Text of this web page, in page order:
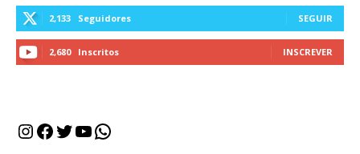
2,133 Seguidores SEGUIR
2,680 Inscritos INSCREVER
Instagram
Facebook
Twitter
Youtube
WhatsApp